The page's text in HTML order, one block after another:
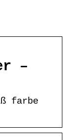
–
farbe